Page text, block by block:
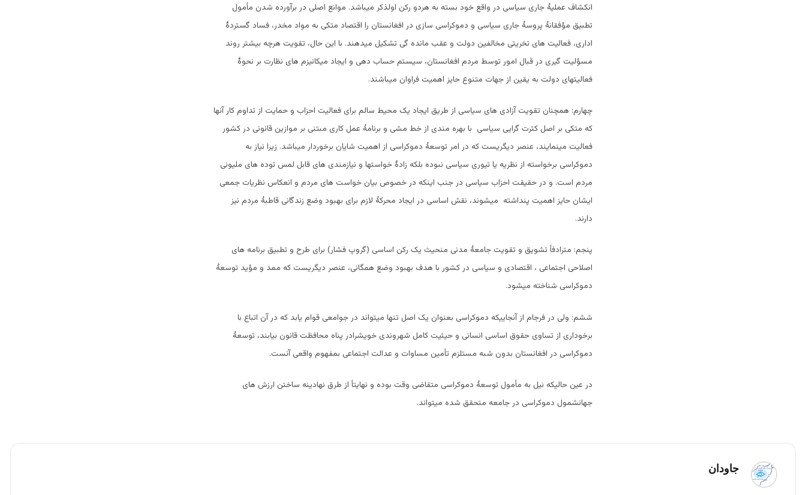
انکشاف عملیۀ جاری سیاسی در واقع خود بسته به هردو رکن اولذکر میباشد. موانع اصلی در برآورده شدن مأمول
تطبیق مؤفقانۀ پروسۀ جاری سیاسی و دموکراسی سازی در افغانستان را اقتصاد متکی به مواد مخدر، فساد گستردۀ
اداری، فعالیت های تخریتی مخالفین دولت و عقب مانده گی تشکیل میدهند. با این حال، تقویت هرچه بیشتر روند
مسؤلیت گیری در قبال امور توسط مردم افغانستان، سیستم حساب دهی و ایجاد میکانیزم های نظارت بر نحوۀ
فعالیتهای دولت به یقین از جهات متنوع حایز اهمیت فراوان میباشند.
چهارم: همچنان تقویت آزادی های سیاسی از طریق ایجاد یک محیط سالم برای فعالیت احزاب و حمایت از تداوم کار آنها
که متکی بر اصل کثرت گرایی سیاسی با بهره مندی از خط مشی و برنامۀ عمل کاری مبتنی بر موازین قانونی در کشور
فعالیت مینمایند، عنصر دیگریست که در امر توسعۀ دموکراسی از اهمیت شایان برخوردار میباشد. زیرا نیاز به
دموکراسی برخواسته از نظریه یا تیوری سیاسی نبوده بلکه زادۀ خواستها و نیازمندی های قابل لمس توده های ملیونی
مردم است. و در حقیقت احزاب سیاسی در جنب اینکه در خصوص بیان خواست های مردم و انعکاس نظریات جمعی
ایشان حایز اهمیت پنداشته میشوند، نقش اساسی در ایجاد محرکۀ لازم برای بهبود وضع زندگانی قاطبۀ مردم نیز
دارند.
پنجم: مترادفأ تشویق و تقویت جامعۀ مدنی منحیث یک رکن اساسی (گروپ فشار) برای طرح و تطبیق برنامه های
اصلاحی اجتماعی ، اقتصادی و سیاسی در کشور با هدف بهبود وضع همگانی، عنصر دیگریست که ممد و مؤید توسعۀ
دموکراسی شناخته میشود.
ششم: ولی در فرجام از آنجاییکه دموکراسی بعنوان یک اصل تنها میتواند در جوامعی قوام یابد که در آن اتباع با
برخوداری از تساوی حقوق اساسی انسانی و حیثیت کامل شهروندی خویشرادر پناه محافظت قانون بیابند، توسعۀ
دموکراسی در افغانستان بدون شبه مستلزم تأمین مساوات و عدالت اجتماعی بمفهوم واقعی آنست.
در عین حالیکه نیل به مأمول توسعۀ دموکراسی متقاضی وقت بوده و نهایتأ از طرق نهادینه ساختن ارزش های
جهانشمول دموکراسی در جامعه متحقق شده میتواند.
جاودان